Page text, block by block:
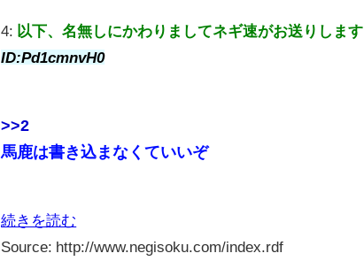
4: 以下、名無しにかわりましてネギ速がお送りします
ID:Pd1cmnvH0
>>2
馬鹿は書き込まなくていいぞ
続きを読む
Source: http://www.negisoku.com/index.rdf